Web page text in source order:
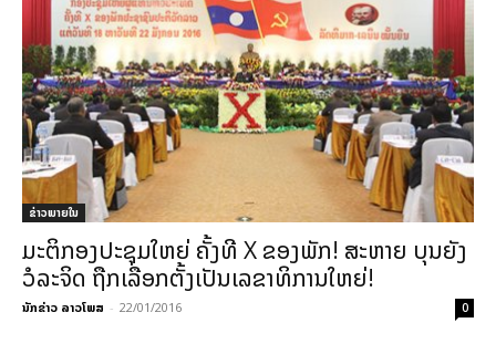
ຂ່າວພາຍ​ໃນ
ມະຕິກອງປະຊຸມໃຫຍ່ ຄັ້ງທີ X ຂອງພັກ! ສະຫາຍ ບຸນຍັງ
ວໍລະຈິດ ຖືກເລືອກຕັ້ງເປັນເລຂາທິການໃຫຍ່!
ນັກຂ່າວ ລາວໂພສ - 22/01/2016 0